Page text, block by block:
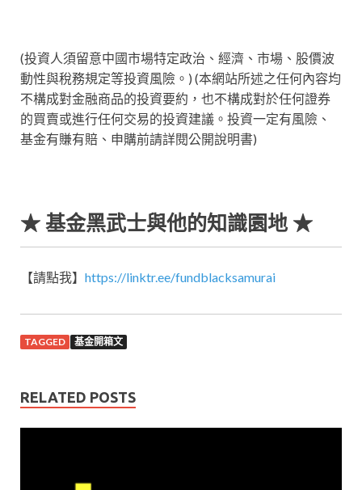
(投資人須留意中國市場特定政治、經濟、市場、股價波
動性與稅務規定等投資風險。) (本網站所述之任何內容均
不構成對金融商品的投資要約，也不構成對於任何證券
的買賣或進行任何交易的投資建議。投資一定有風險、
基金有賺有賠、申購前請詳閱公開說明書)
★ 基金黑武士與他的知識園地 ★
【請點我】 https://linktr.ee/fundblacksamurai
TAGGED 基金開箱文
RELATED POSTS